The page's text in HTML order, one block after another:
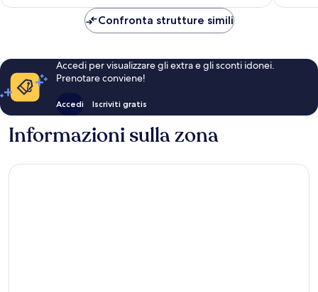
54 €
Confronta strutture simili
Accedi per visualizzare gli extra e gli sconti idonei.
Prenotare conviene!
Accedi Iscriviti gratis
Informazioni sulla zona